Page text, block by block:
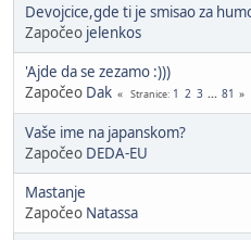
Devojcice,gde ti je smisao za
Započeo jelenkos
'Ajde da se zezamo :)))
Započeo Dak Stranice 1 2 3 ... 81
Vaše ime na japanskom?
Započeo DEDA-EU
Mastanje
Započeo Natassa